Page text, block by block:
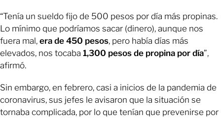
“Tenía un sueldo fijo de 500 pesos por día más propinas.
Lo mínimo que podríamos sacar (dinero), aunque nos
fuera mal, era de 450 pesos, pero había días más
elevados, nos tocaba 1,300 pesos de propina por día”,
afirmó.
Sin embargo, en febrero, casi a inicios de la pandemia de
coronavirus, sus jefes le avisaron que la situación se
tornaba complicada, por lo que tenían que prevenirse por